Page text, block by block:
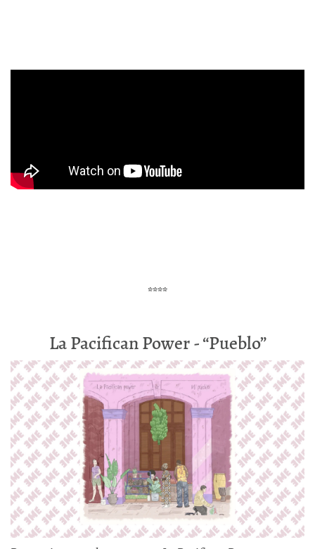
****
La Pacifican Power - “Pueblo”